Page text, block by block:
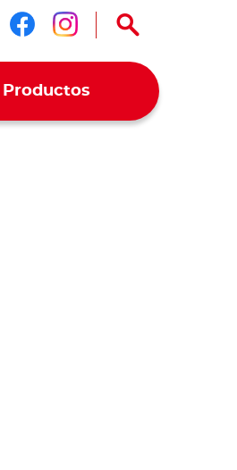
Síguenos en
Síguenos en
Productos